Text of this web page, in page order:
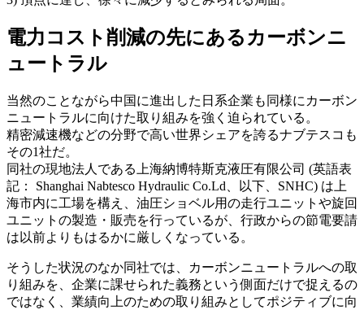
電力コスト削減の先にあるカーボンニ
ュートラル
当然のことながら中国に進出した日系企業も同様にカーボン
ニュートラルに向けた取り組みを強く迫られている。
精密減速機などの分野で高い世界シェアを誇るナブテスコも
その1社だ。
同社の現地法人である上海納博特斯克液圧有限公司 (英語表
記： Shanghai Nabtesco Hydraulic Co.Ld、以下、SNHC) は上
海市内に工場を構え、油圧ショベル用の走行ユニットや旋回
ユニットの製造・販売を行っているが、行政からの節電要請
は以前よりもはるかに厳しくなっている。
そうした状況のなか同社では、カーボンニュートラルへの取
り組みを、企業に課せられた義務という側面だけで捉えるの
ではなく、業績向上のための取り組みとしてポジティブに向